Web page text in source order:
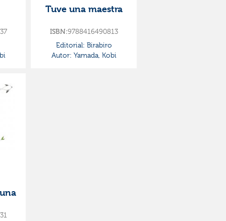
Tuve una maestra
ISBN:9788416490813
Editorial: Birabiro
Autor: Yamada, Kobi